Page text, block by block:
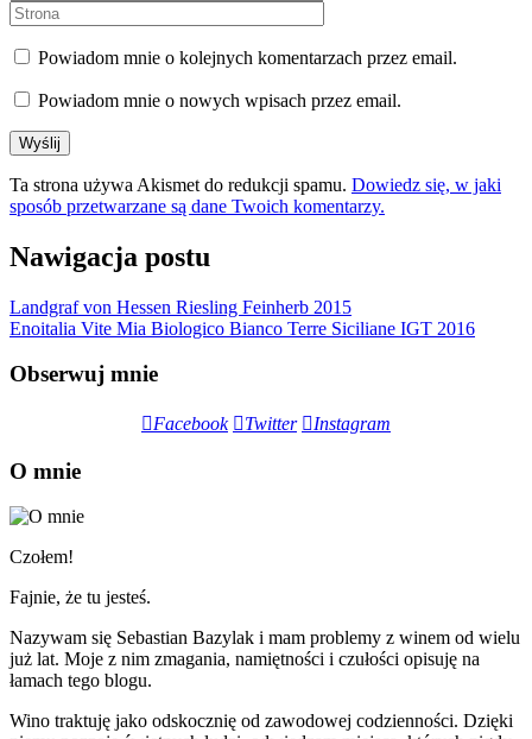
Powiadom mnie o kolejnych komentarzach przez email.
Powiadom mnie o nowych wpisach przez email.
Ta strona używa Akismet do redukcji spamu. Dowiedz się, w jaki
sposób przetwarzane są dane Twoich komentarzy.
Nawigacja postu
Landgraf von Hessen Riesling Feinherb 2015
Enoitalia Vite Mia Biologico Bianco Terre Siciliane IGT 2016
Obserwuj mnie
Facebook Twitter Instagram
O mnie
Czołem!
Fajnie, że tu jesteś.
Nazywam się Sebastian Bazylak i mam problemy z winem od wielu
już lat. Moje z nim zmagania, namiętności i czułości opisuję na
łamach tego blogu.
Wino traktuję jako odskocznię od zawodowej codzienności. Dzięki